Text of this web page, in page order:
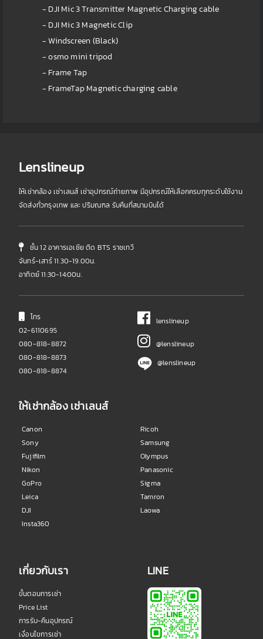
- DJI Mic 3 Transmitter Magnetic Charging cable
- DJI Mic 3 Magnetic Clip
- Windscreen (Black)
- osmo mini tripod
- Frame Tap
- FrameTap Magnetic charging cable
Lenslineup
ให้เช่ากล้อง เช่าเลนส์ เช่าอุปกรณ์ถ่ายภาพ มีอุปกรณ์ให้เลือกครบทุกระดับใช้งาน
จัดส่งทั่วกรุงเทพ และ ปริมณฑล รับคืนที่สนามบินได้
ชั้น 12 อาคารเอเชีย ติด BTS ราชเทวี
จันทร์-เสาร์ 11.30-19.00น.
อาทิตย์ 11:30-14:00น.
โทร
02-6110695
080-818-8872
080-818-8873
080-818-8874
lenslineup
@lenslineup
@lenslineup
ให้เช่ากล้อง เช่าเลนส์
Canon
Sony
Fujifilm
Nikon
GoPro
Leica
DJI
Insta360
Ricoh
Samsung
Olympus
Panasonic
Sigma
Tamron
Laowa
เกี่ยวกับเรา
ขั้นตอนการเช่า
Price List
การรับ-คืนอุปกรณ์
เงื่อนไขการเช่า
LINE